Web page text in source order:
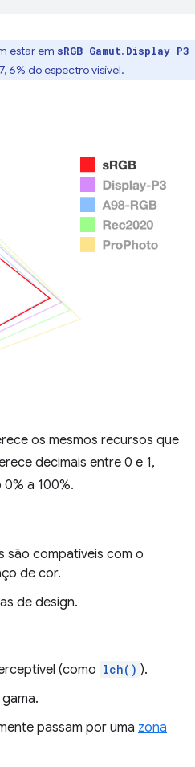
estar em sRGB Gamut, Display P3
6% do espectro visível.
os mesmos recursos que
decimais entre 0 e 1,
a 100%.
são compatíveis com o
de cor.
de design.
(como lch() ).
passam por uma zona